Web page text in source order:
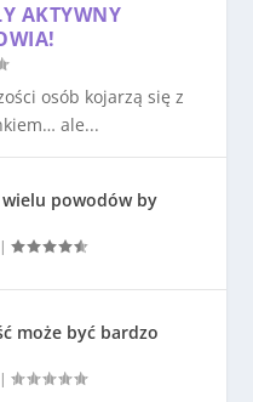
AKTYWNY
osób kojarzą się z
ale...
wielu powodów by
|
może być bardzo
|